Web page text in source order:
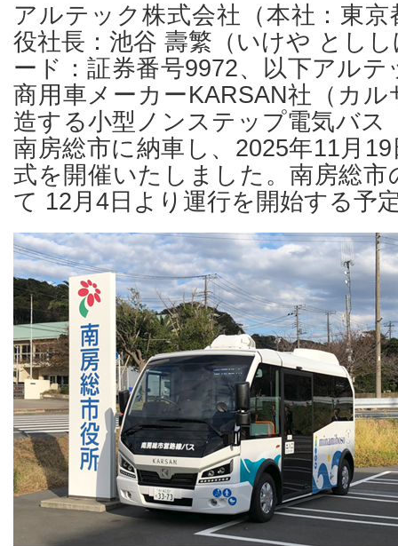
アルテック株式会社（本社：東
役社長：池谷 壽繁（いけや とし
ード：証券番号9972、以下アル
商用車メーカーKARSAN社（カ
造する小型ノンステップ電気バス
南房総市に納車し、2025年11月
式を開催いたしました。南房総
て 12月4日より運行を開始する予